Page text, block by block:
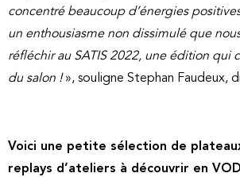
concentré beaucoup d’énergies
un enthousiasme non dissimulé que
réfléchir au SATIS 2022, une édition qui
du salon !», souligne Stephan Faudeux,
Voici une petite sélection de
replays d’ateliers à découvrir en